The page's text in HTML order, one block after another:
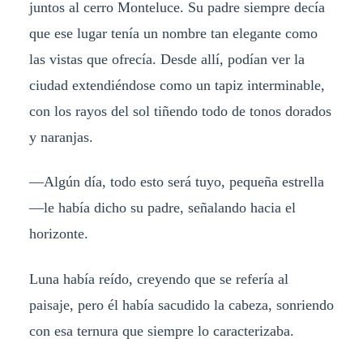
juntos al cerro Monteluce. Su padre siempre decía
que ese lugar tenía un nombre tan elegante como
las vistas que ofrecía. Desde allí, podían ver la
ciudad extendiéndose como un tapiz interminable,
con los rayos del sol tiñendo todo de tonos dorados
y naranjas.
—Algún día, todo esto será tuyo, pequeña estrella
—le había dicho su padre, señalando hacia el
horizonte.
Luna había reído, creyendo que se refería al
paisaje, pero él había sacudido la cabeza, sonriendo
con esa ternura que siempre lo caracterizaba.